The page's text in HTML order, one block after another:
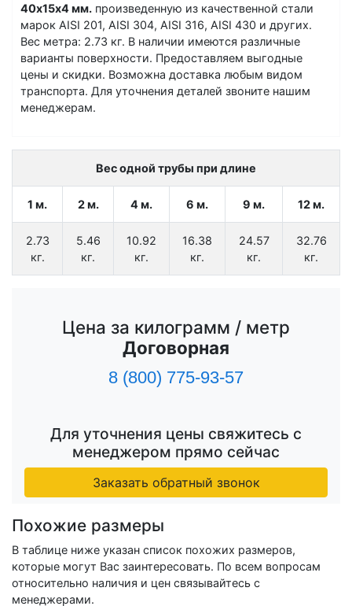
40х15х4 мм. произведенную из качественной стали
марок AISI 201, AISI 304, AISI 316, AISI 430 и других.
Вес метра: 2.73 кг. В наличии имеются различные
варианты поверхности. Предоставляем выгодные
цены и скидки. Возможна доставка любым видом
транспорта. Для уточнения деталей звоните нашим
менеджерам.
Вес одной трубы при длине
1 м. 2 м. 4 м. 6 м. 9 м. 12 м.
2.73
кг.
5.46
кг.
10.92
кг.
16.38
кг.
24.57
кг.
32.76
кг.
Цена за килограмм / метр
Договорная
8 (800) 775-93-57
Для уточнения цены свяжитесь с
менеджером прямо сейчас
Заказать обратный звонок
Похожие размеры
В таблице ниже указан список похожих размеров,
которые могут Вас заинтересовать. По всем вопросам
относительно наличия и цен связывайтесь с
менеджерами.